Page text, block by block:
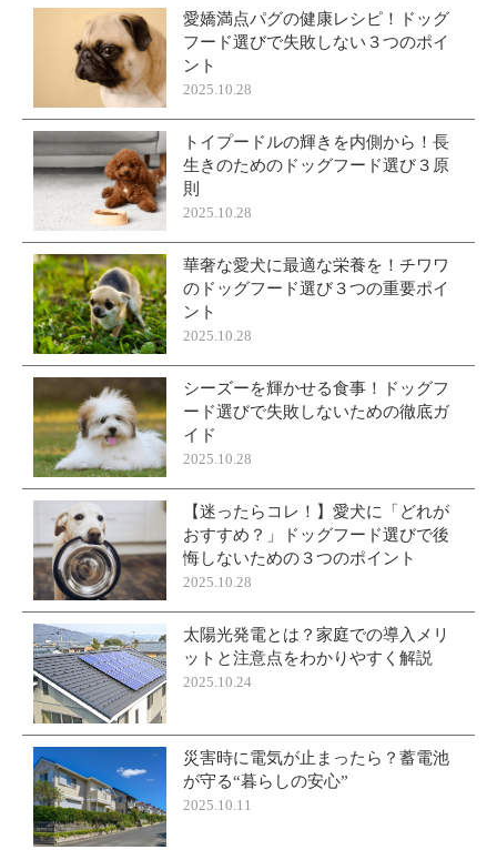
愛嬌満点パグの健康レシピ！ドッグ
フード選びで失敗しない３つのポイ
ント
2025.10.28
トイプードルの輝きを内側から！長
生きのためのドッグフード選び３原
則
2025.10.28
華奢な愛犬に最適な栄養を！チワワ
のドッグフード選び３つの重要ポイ
ント
2025.10.28
シーズーを輝かせる食事！ドッグフ
ード選びで失敗しないための徹底ガ
イド
2025.10.28
【迷ったらコレ！】愛犬に「どれが
おすすめ？」ドッグフード選びで後
悔しないための３つのポイント
2025.10.28
太陽光発電とは？家庭での導入メリ
ットと注意点をわかりやすく解説
2025.10.24
災害時に電気が止まったら？蓄電池
が守る“暮らしの安心”
2025.10.11